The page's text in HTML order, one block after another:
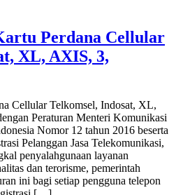
Perdana Cellular
XL, AXIS, 3,
Cellular Telkomsel, Indosat, XL,
Peraturan Menteri Komunikasi
Nomor 12 tahun 2016 beserta
Pelanggan Jasa Telekomunikasi,
penyalahgunaan layanan
dan terorisme, pemerintah
ini bagi setiap pengguna telepon